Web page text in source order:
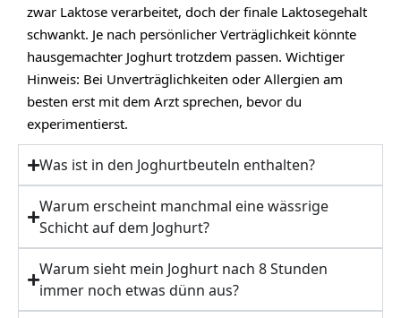
zwar Laktose verarbeitet, doch der finale Laktosegehalt
schwankt. Je nach persönlicher Verträglichkeit könnte
hausgemachter Joghurt trotzdem passen. Wichtiger
Hinweis: Bei Unverträglichkeiten oder Allergien am
besten erst mit dem Arzt sprechen, bevor du
experimentierst.
Was ist in den Joghurtbeuteln enthalten?
Warum erscheint manchmal eine wässrige
Schicht auf dem Joghurt?
Warum sieht mein Joghurt nach 8 Stunden
immer noch etwas dünn aus?